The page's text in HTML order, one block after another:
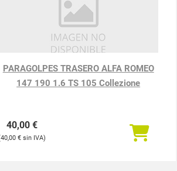
PARAGOLPES TRASERO ALFA ROMEO
147 190 1.6 TS 105 Collezione
40,00 €
40,00 €